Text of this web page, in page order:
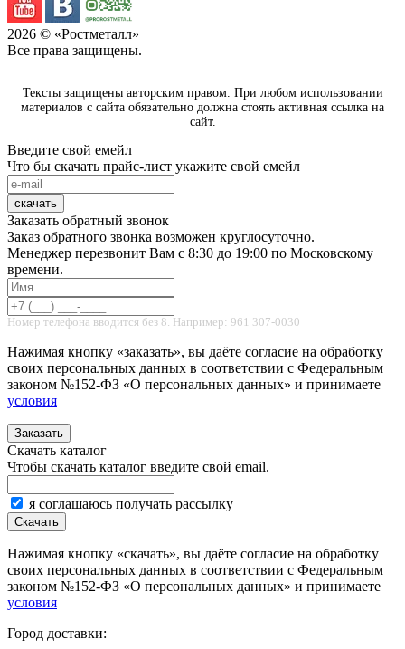
2026 © «Ростметалл»
Все права защищены.
Тексты защищены авторским правом. При любом использовании
материалов с сайта обязательно должна стоять активная ссылка на
сайт.
Введите свой емейл
Что бы скачать прайс-лист укажите свой емейл
скачать
Заказать обратный звонок
Заказ обратного звонка возможен круглосуточно.
Менеджер перезвонит Вам с 8:30 до 19:00 по Московскому
времени.
Номер телефона вводится без 8. Например: 961 307-0030
Нажимая кнопку «заказать», вы даёте согласие на обработку
своих персональных данных в соответствии с Федеральным
законом №152-ФЗ «О персональных данных» и принимаете
условия
Заказать
Скачать каталог
Чтобы скачать каталог введите свой email.
я соглашаюсь получать рассылку
Скачать
Нажимая кнопку «скачать», вы даёте согласие на обработку
своих персональных данных в соответствии с Федеральным
законом №152-ФЗ «О персональных данных» и принимаете
условия
Город доставки: